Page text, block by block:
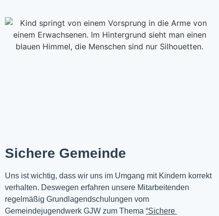
Sichere Gemeinde
Uns ist wichtig, dass wir uns im Umgang mit Kindern korrekt
verhalten. Deswegen erfahren unsere Mitarbeitenden
regelmäßig Grundlagendschulungen vom
Gemeindejugendwerk GJW zum Thema “Sichere